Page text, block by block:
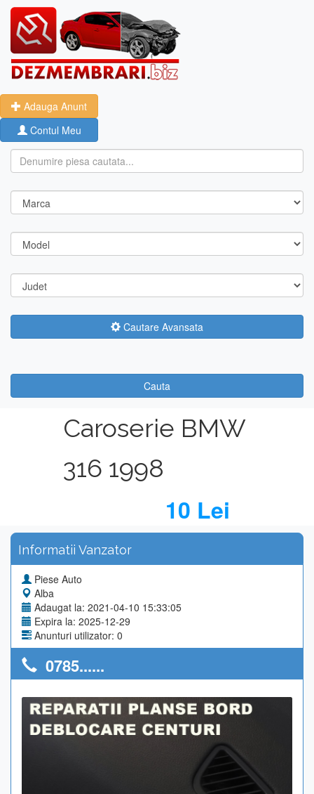
Adauga Anunt
Contul Meu
Cautare Avansata
Cauta
Caroserie BMW
316 1998
10 Lei
Informatii Vanzator
Piese Auto
Alba
Adaugat la: 2021-04-10 15:33:05
Expira la: 2025-12-29
Anunturi utilizator: 0
0785......